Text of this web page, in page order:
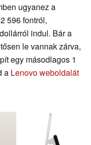
ugyanez a
596 fontról,
indul. Bár a
le vannak zárva,
egy másodlagos 1
a Lenovo weboldalát